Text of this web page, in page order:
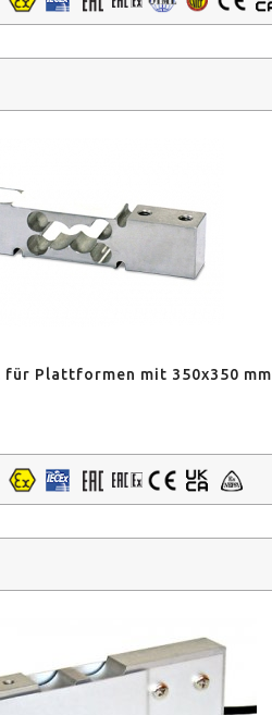
für Plattformen mit 350x350 mm